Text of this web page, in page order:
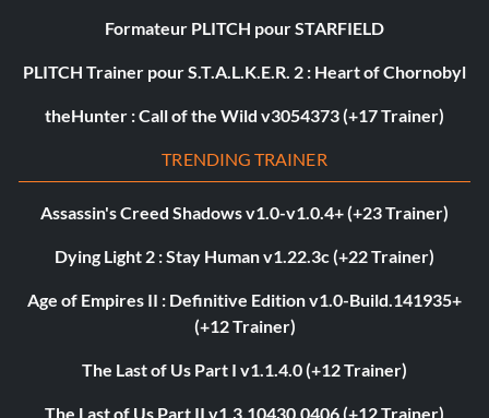
Formateur PLITCH pour STARFIELD
PLITCH Trainer pour S.T.A.L.K.E.R. 2 : Heart of Chornobyl
theHunter : Call of the Wild v3054373 (+17 Trainer)
TRENDING TRAINER
Assassin's Creed Shadows v1.0-v1.0.4+ (+23 Trainer)
Dying Light 2 : Stay Human v1.22.3c (+22 Trainer)
Age of Empires II : Definitive Edition v1.0-Build.141935+
(+12 Trainer)
The Last of Us Part I v1.1.4.0 (+12 Trainer)
The Last of Us Part II v1.3.10430.0406 (+12 Trainer)